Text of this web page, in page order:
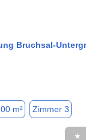
Bruchsal-
m² Zimmer 3
★